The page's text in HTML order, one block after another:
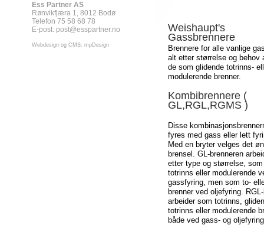
Ess Partner AS
Rønvikfjæra 1, 8012 Bodø
Telefon 75 58 68 78
E-post: post@esspartner.no
Webdesign og CMS: mpDesign
Weishaupt's
Gassbrennere
Brennere for alle vanlige
alt etter størrelse og behov
de som glidende totrinns-
modulerende brenner.
Kombibrennere (
GL,RGL,RGMS )
Disse
fyres med gass eller lett
Med en bryter velges det
brensel. GL-brenneren
etter type og størrelse, som
totrinns eller modulerende
gassfyring, men som to-
brenner ved oljefyring.
arbeider som totrinns,
totrinns eller modulerende
både ved gass- og